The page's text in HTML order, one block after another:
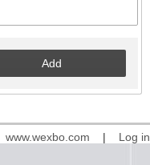
Add
www.wexbo.com | Log in